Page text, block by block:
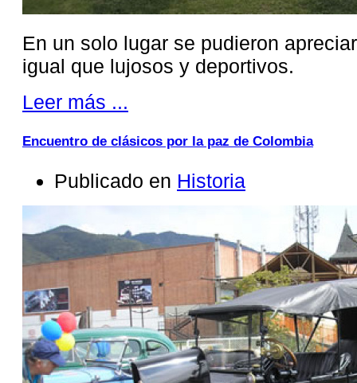
En un solo lugar se pudieron
igual que lujosos y deportivos.
Leer más ...
Encuentro de clásicos por la paz de Colombia
Publicado en Historia